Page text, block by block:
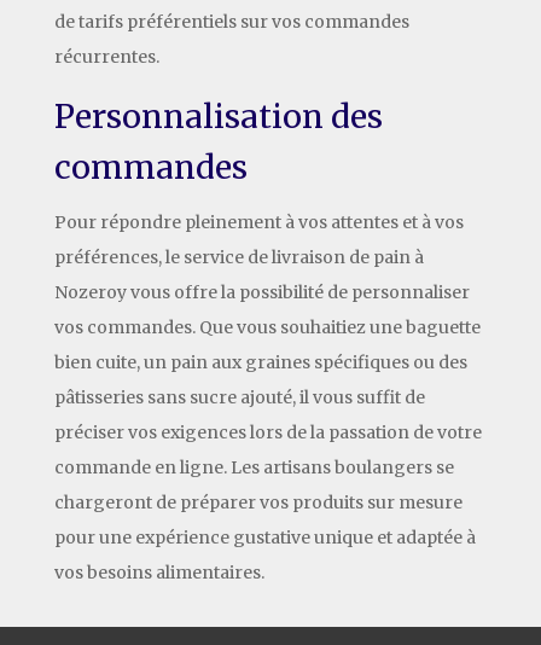
de tarifs préférentiels sur vos commandes
récurrentes.
Personnalisation des
commandes
Pour répondre pleinement à vos attentes et à vos
préférences, le service de livraison de pain à
Nozeroy vous offre la possibilité de personnaliser
vos commandes. Que vous souhaitiez une baguette
bien cuite, un pain aux graines spécifiques ou des
pâtisseries sans sucre ajouté, il vous suffit de
préciser vos exigences lors de la passation de votre
commande en ligne. Les artisans boulangers se
chargeront de préparer vos produits sur mesure
pour une expérience gustative unique et adaptée à
vos besoins alimentaires.